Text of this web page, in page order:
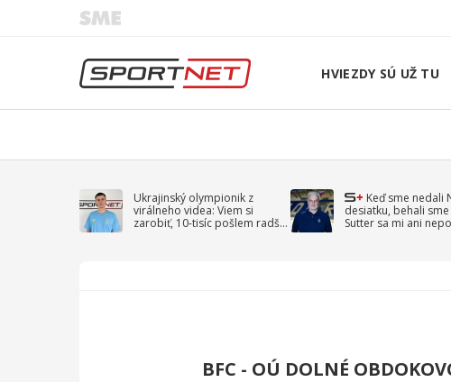
HVIEZDY SÚ UŽ TU
Ukrajinský olympionik z
virálneho videa: Viem si
zarobiť, 10-tisíc pošlem radšej
Keď sme nedali
desiatku, behali
Sutter sa mi ani
BFC - OÚ DOLNÉ